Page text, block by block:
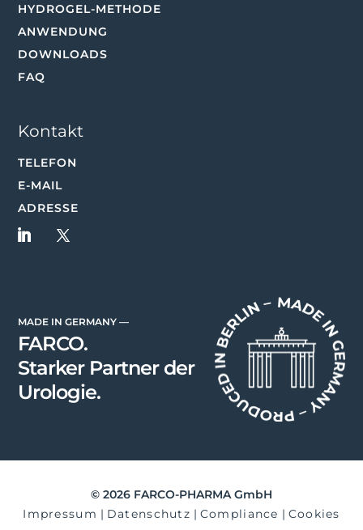
HYDROGEL-METHODE
ANWENDUNG
DOWNLOADS
FAQ
Kontakt
TELEFON
E-MAIL
ADRESSE
MADE IN GERMANY —
FARCO.
Starker Partner der
Urologie.
© 2026 FARCO-PHARMA GmbH
Impressum | Datenschutz | Compliance | Cookies